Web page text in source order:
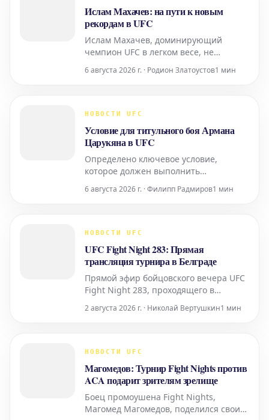
вложился в акции компании,
Ислам Махачев: на пути к новым
рекордам в UFC
Ислам Махачев, доминирующий
чемпион UFC в легком весе, не
Спортсмен открыто заявляет о
стремлении оставить неизгладимый
единоборств. После уверенных защит
титула и д
6 августа 2026 г. · Родион Златоустов1 мин
НОВОСТИ UFC
Условие для титульного боя Армана
Царукяна в UFC
Определено ключевое условие,
которое должен выполнить
чтобы претендовать на бой за титул
главным фактором для организации
Царукяна станет его следующая
победа. После
6 августа 2026 г. · Филипп Радмиров1 мин
НОВОСТИ UFC
UFC Fight Night 283: Прямая
трансляция турнира в Белграде
Прямой эфир бойцовского вечера UFC
Fight Night 283, проходящего в
сербском городе Белград, уже
стартовал. Зрители могут наблюдать
2 августа 2026 г. · Николай Вертушкин1 мин
НОВОСТИ UFC
Магомедов: Турнир Fight Nights против
ACA подарит зрителям зрелище
Боец промоушена Fight Nights,
Магомед Магомедов, поделился своим